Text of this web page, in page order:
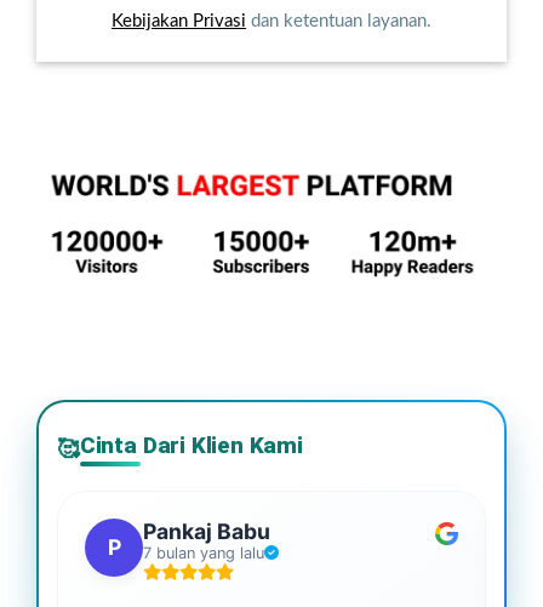
Kebijakan Privasi dan ketentuan layanan.
🥰Cinta Dari Klien Kami
P
Pankaj Babu
7 bulan yang lalu